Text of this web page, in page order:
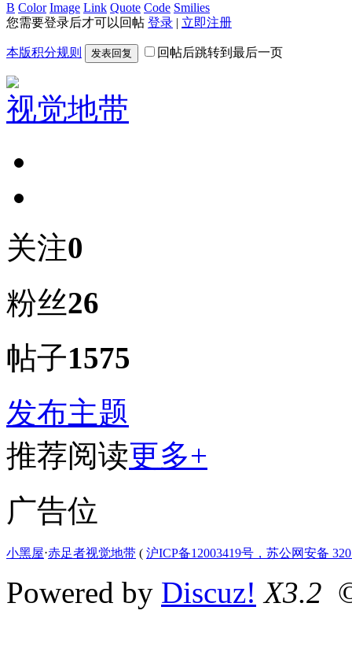
B Color Image Link Quote Code Smilies
您需要登录后才可以回帖 登录 | 立即注册
本版积分规则 发表回复 回帖后跳转到最后一页
视觉地带
关注0
粉丝26
帖子1575
发布主题
推荐阅读更多+
广告位
小黑屋⋅赤足者视觉地带 ( 沪ICP备12003419号，苏公网安备
Powered by Discuz! X3.2